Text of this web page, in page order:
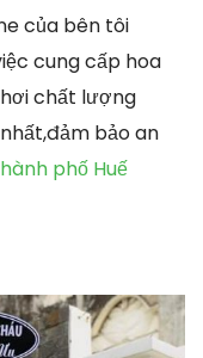
của bên tôi
cung cấp hoa
chất lượng
bảo an
phố Huế